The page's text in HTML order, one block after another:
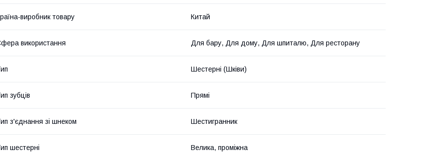
виробник товару Китай
використання Для бару, Для дому, Для шпиталю, Для ресторану
Шестерні (Шківи)
зубців Прямі
з'єднання зі шнеком Шестигранник
шестерні Велика, проміжна